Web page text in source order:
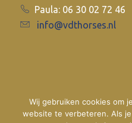
Paula: 06 30 02 72 46
info@vdthorses.nl
Wij gebruiken cookies om
website te verbeteren. Als